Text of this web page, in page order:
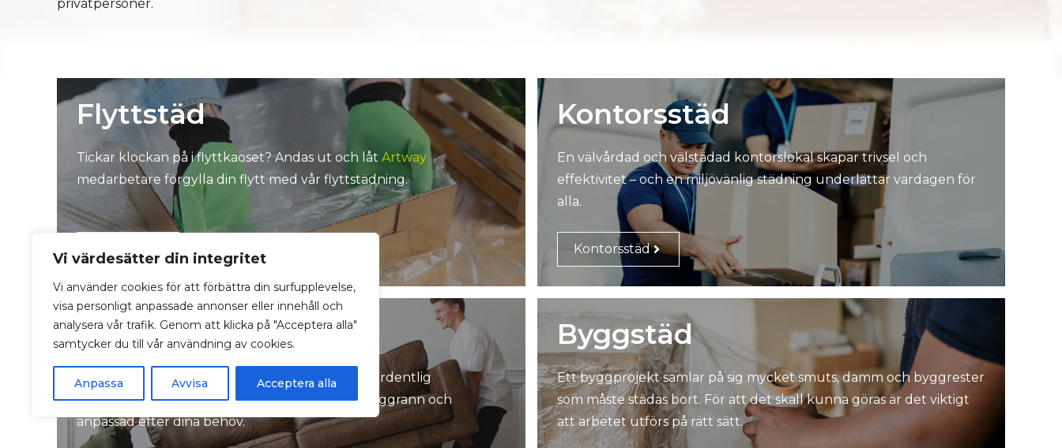
Vi värdesätter din integritet
Vi använder cookies för att förbättra din surfupplevelse,
visa personligt anpassade annonser eller innehåll och
analysera vår trafik. Genom att klicka på "Acceptera alla"
samtycker du till vår användning av cookies.
Anpassa Avvisa Acceptera alla
privatpersoner.
Flyttstäd
Tickar klockan på i flyttkaoset? Andas ut och låt Artway
medarbetare förgylla din flytt med vår flyttstädning.
Flyttstäd
Kontorsstäd
En välvårdad och välstädad kontorslokal skapar trivsel och
effektivitet – och en miljövänlig städning underlättar vardagen för
alla.
Kontorsstäd
Hemstäd
För ett rent hem i harmoni – Välj Artway för en ordentlig
hemstädning – Professionell städning som är noggrann och
anpassad efter dina behov.
Byggstäd
Ett byggprojekt samlar på sig mycket smuts, damm och byggrester
som måste städas bort. För att det skall kunna göras är det viktigt
att arbetet utförs på rätt sätt.